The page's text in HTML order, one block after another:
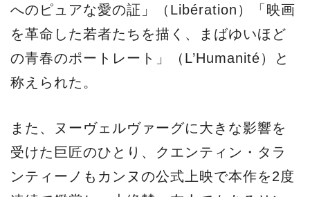
へのピュアな愛の証」（Libération）「映画
を革命した若者たちを描く、まばゆいほど
の青春のポートレート」（L’Humanité）と
称えられた。
また、ヌーヴェルヴァーグに大きな影響を
受けた巨匠のひとり、クエンティン・タラ
ンティーノもカンヌの公式上映で本作を2度